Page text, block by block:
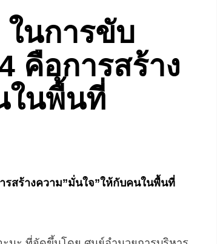
นการขับ
คือการสร้าง
ในพื้นที่
รสร้างความ”มั่นใจ”ให้กับคนในพื้นที่